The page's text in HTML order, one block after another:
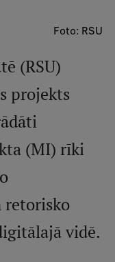
Foto: RSU
(RSU)
projekts
(MI) rīki
vidē.